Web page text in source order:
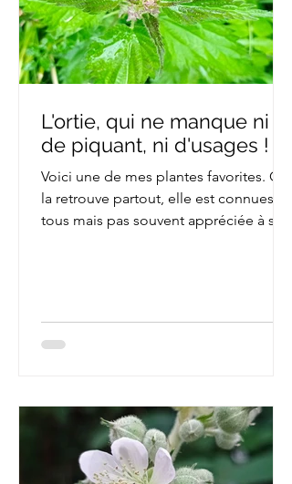
L'ortie, qui ne manque ni
de piquant, ni d'usages !
Voici une de mes plantes favorites. On
la retrouve partout, elle est connues de
tous mais pas souvent appréciée à sa